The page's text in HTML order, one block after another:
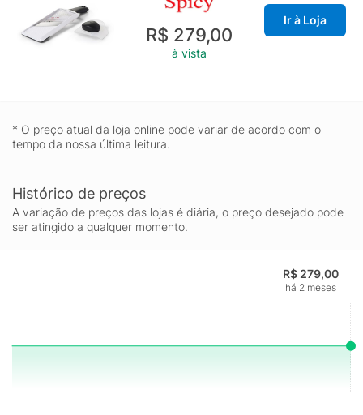
R$ 279,00
à vista
Ir à Loja
* O preço atual da loja online pode variar de acordo com o
tempo da nossa última leitura.
Histórico de preços
A variação de preços das lojas é diária, o preço desejado pode
ser atingido a qualquer momento.
R$ 279,00
há 2 meses